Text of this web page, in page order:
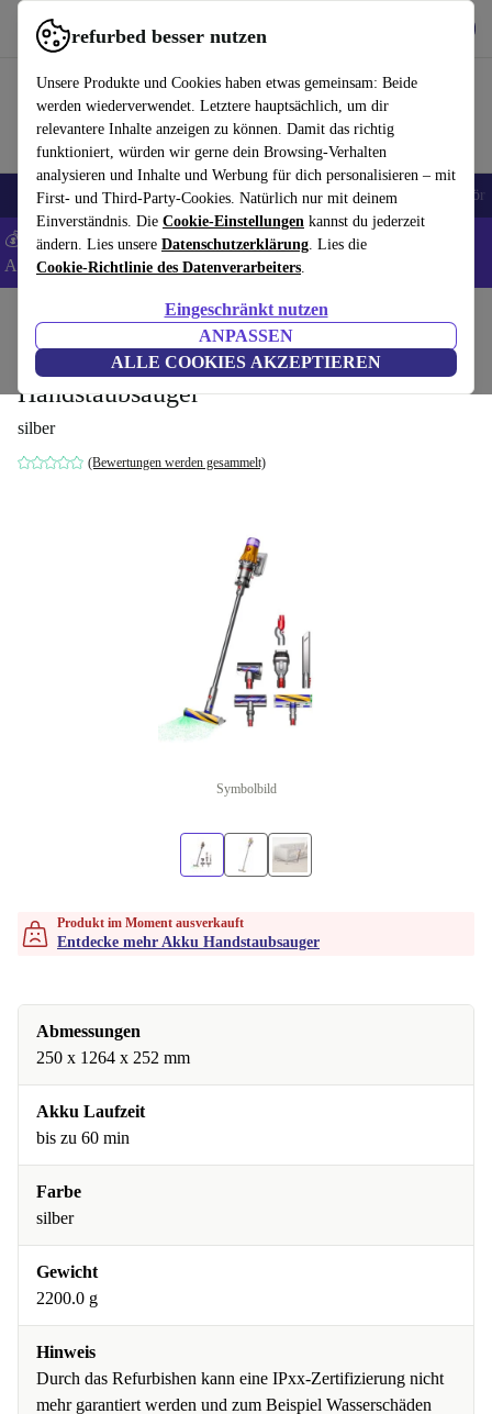
refurbed besser nutzen
Unsere Produkte und Cookies haben etwas gemeinsam: Beide
werden wiederverwendet. Letztere hauptsächlich, um dir
relevantere Inhalte anzeigen zu können. Damit das richtig
funktioniert, würden wir gerne dein Browsing-Verhalten
analysieren und Inhalte und Werbung für dich personalisieren – mit
First- und Third-Party-Cookies. Natürlich nur mit deinem
Einverständnis. Die Cookie-Einstellungen kannst du jederzeit
ändern. Lies unsere Datenschutzerklärung. Lies die
Cookie-Richtlinie des Datenverarbeiters.
Eingeschränkt nutzen
ANPASSEN
ALLE COOKIES AKZEPTIEREN
refurbed schnell und einfach nutzen
🎒 Back to school Handys Laptops Tablets Smartwatches Zubehör
💰 Extra -5% auf Samsung- und Google-Smartphones - Code:
ANDROID5 -AGB
Haushalt Bodenpflege Akku Handstaubsauger
Dyson V12 Slim Absolute Akku-
Handstaubsauger
silber
(Bewertungen werden gesammelt)
Symbolbild
Produkt im Moment ausverkauft
Entdecke mehr Akku Handstaubsauger
Abmessungen
250 x 1264 x 252 mm
Akku Laufzeit
bis zu 60 min
Farbe
silber
Gewicht
2200.0 g
Hinweis
Durch das Refurbishen kann eine IPxx-Zertifizierung nicht
mehr garantiert werden und zum Beispiel Wasserschäden